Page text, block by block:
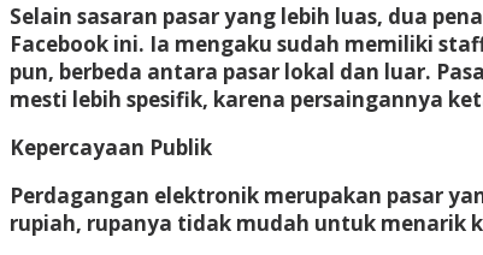
Selain sasaran pasar yang lebih luas, dua
Facebook ini. Ia mengaku sudah memiliki
pun, berbeda antara pasar lokal dan luar.
mesti lebih spesifik, karena persaingannya
Kepercayaan Publik
Perdagangan elektronik merupakan pasar
rupiah, rupanya tidak mudah untuk menarik